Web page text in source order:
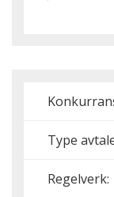
Type
Regelverk: